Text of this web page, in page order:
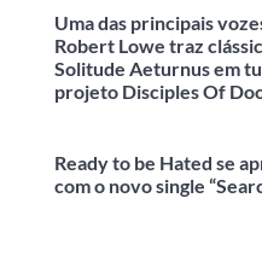
Uma das principais
Robert Lowe traz
Solitude Aeturnus em
projeto Disciples Of
Ready to be Hated se
com o novo single